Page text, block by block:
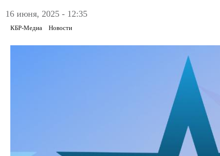
16 июня, 2025 - 12:35
КБР-Медиа Новости